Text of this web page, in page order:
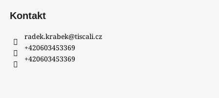
Kontakt
radek.krabek@tiscali.cz
+420603453369
+420603453369